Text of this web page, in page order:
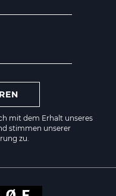
mit dem Erhalt unseres
stimmen unserer
zu.